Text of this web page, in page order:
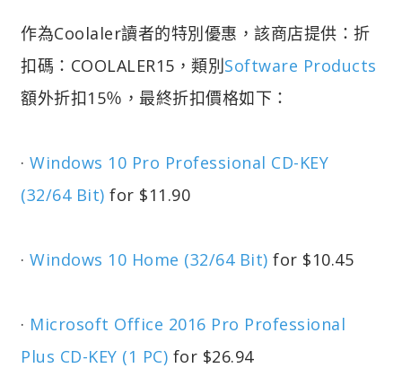
作為Coolaler讀者的特別優惠，該商店提供：折
扣碼：COOLALER15，類別Software Products
額外折扣15％，最終折扣價格如下：
· Windows 10 Pro Professional CD-KEY
(32/64 Bit) for $11.90
· Windows 10 Home (32/64 Bit) for $10.45
· Microsoft Office 2016 Pro Professional
Plus CD-KEY (1 PC) for $26.94